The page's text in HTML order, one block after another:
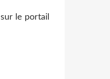
sur le portail